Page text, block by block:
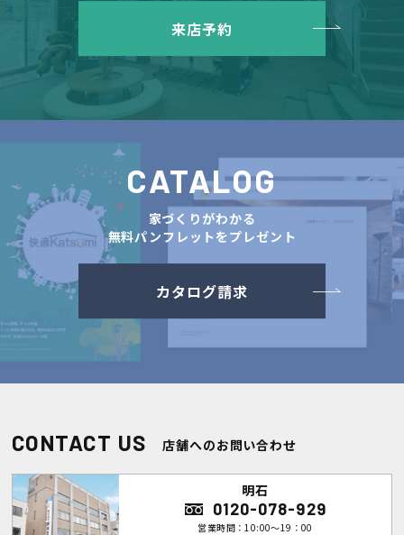
来店予約
CATALOG
家づくりがわかる
無料パンフレットをプレゼント
カタログ請求
CONTACT US 店舗へのお問い合わせ
明石
0120-078-929
営業時間：10:00～19：00